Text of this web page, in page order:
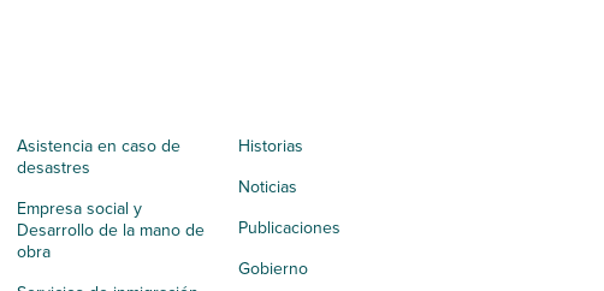
Asistencia en caso de
desastres
Empresa social y
Desarrollo de la mano de
obra
Historias
Noticias
Publicaciones
Gobierno